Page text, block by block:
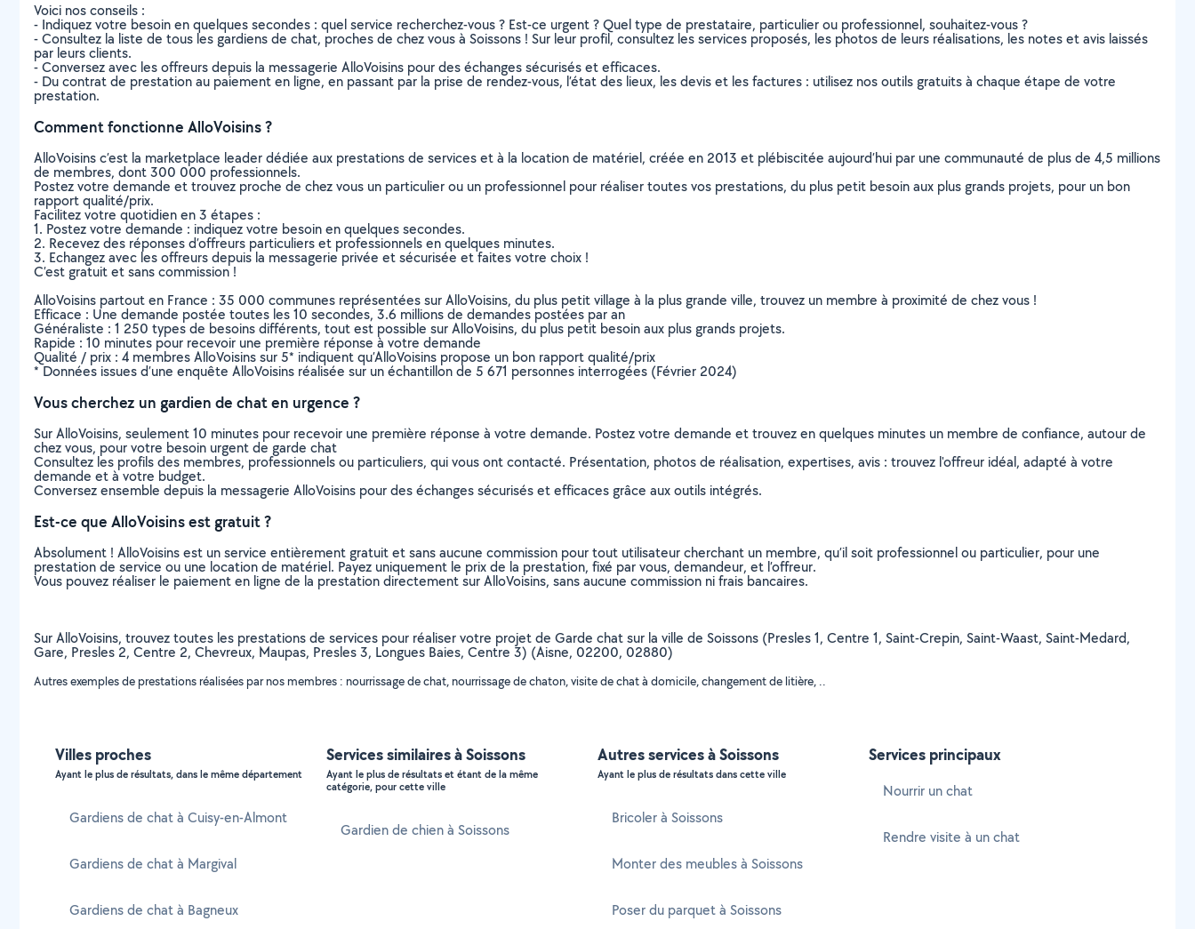
Voici nos conseils :
- Indiquez votre besoin en quelques secondes : quel service recherchez-vous ? Est-ce urgent ? Quel type de prestataire, particulier ou professionnel, souhaitez-vous ?
- Consultez la liste de tous les gardiens de chat, proches de chez vous à Soissons ! Sur leur profil, consultez les services proposés, les photos de leurs réalisations, les notes et avis laissés
par leurs clients.
- Conversez avec les offreurs depuis la messagerie AlloVoisins pour des échanges sécurisés et efficaces.
- Du contrat de prestation au paiement en ligne, en passant par la prise de rendez-vous, l’état des lieux, les devis et les factures : utilisez nos outils gratuits à chaque étape de votre
prestation.
Comment fonctionne AlloVoisins ?
AlloVoisins c’est la marketplace leader dédiée aux prestations de services et à la location de matériel, créée en 2013 et plébiscitée aujourd’hui par une communauté de plus de 4,5 millions
de membres, dont 300 000 professionnels.
Postez votre demande et trouvez proche de chez vous un particulier ou un professionnel pour réaliser toutes vos prestations, du plus petit besoin aux plus grands projets, pour un bon
rapport qualité/prix.
Facilitez votre quotidien en 3 étapes :
1. Postez votre demande : indiquez votre besoin en quelques secondes.
2. Recevez des réponses d’offreurs particuliers et professionnels en quelques minutes.
3. Echangez avec les offreurs depuis la messagerie privée et sécurisée et faites votre choix !
C’est gratuit et sans commission !
AlloVoisins partout en France : 35 000 communes représentées sur AlloVoisins, du plus petit village à la plus grande ville, trouvez un membre à proximité de chez vous !
Efficace : Une demande postée toutes les 10 secondes, 3.6 millions de demandes postées par an
Généraliste : 1 250 types de besoins différents, tout est possible sur AlloVoisins, du plus petit besoin aux plus grands projets.
Rapide : 10 minutes pour recevoir une première réponse à votre demande
Qualité / prix : 4 membres AlloVoisins sur 5* indiquent qu’AlloVoisins propose un bon rapport qualité/prix
* Données issues d’une enquête AlloVoisins réalisée sur un échantillon de 5 671 personnes interrogées (Février 2024)
Vous cherchez un gardien de chat en urgence ?
Sur AlloVoisins, seulement 10 minutes pour recevoir une première réponse à votre demande. Postez votre demande et trouvez en quelques minutes un membre de confiance, autour de
chez vous, pour votre besoin urgent de garde chat
Consultez les profils des membres, professionnels ou particuliers, qui vous ont contacté. Présentation, photos de réalisation, expertises, avis : trouvez l'offreur idéal, adapté à votre
demande et à votre budget.
Conversez ensemble depuis la messagerie AlloVoisins pour des échanges sécurisés et efficaces grâce aux outils intégrés.
Est-ce que AlloVoisins est gratuit ?
Absolument ! AlloVoisins est un service entièrement gratuit et sans aucune commission pour tout utilisateur cherchant un membre, qu’il soit professionnel ou particulier, pour une
prestation de service ou une location de matériel. Payez uniquement le prix de la prestation, fixé par vous, demandeur, et l’offreur.
Vous pouvez réaliser le paiement en ligne de la prestation directement sur AlloVoisins, sans aucune commission ni frais bancaires.
Sur AlloVoisins, trouvez toutes les prestations de services pour réaliser votre projet de Garde chat sur la ville de Soissons (Presles 1, Centre 1, Saint-Crepin, Saint-Waast, Saint-Medard,
Gare, Presles 2, Centre 2, Chevreux, Maupas, Presles 3, Longues Baies, Centre 3) (Aisne, 02200, 02880)
Autres exemples de prestations réalisées par nos membres : nourrissage de chat, nourrissage de chaton, visite de chat à domicile, changement de litière, ..
Villes proches
Ayant le plus de résultats, dans le même département
Gardiens de chat à Cuisy-en-Almont
Gardiens de chat à Margival
Gardiens de chat à Bagneux
Services similaires à Soissons
Ayant le plus de résultats et étant de la même
catégorie, pour cette ville
Gardien de chien à Soissons
Autres services à Soissons
Ayant le plus de résultats dans cette ville
Bricoler à Soissons
Monter des meubles à Soissons
Poser du parquet à Soissons
Services principaux
Nourrir un chat
Rendre visite à un chat